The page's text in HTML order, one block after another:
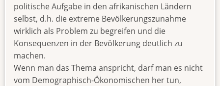
politische Aufgabe in den afrikanischen Ländern
selbst, d.h. die extreme Bevölkerungszunahme
wirklich als Problem zu begreifen und die
Konsequenzen in der Bevölkerung deutlich zu
machen.
Wenn man das Thema anspricht, darf man es nicht
vom Demographisch-Ökonomischen her tun,